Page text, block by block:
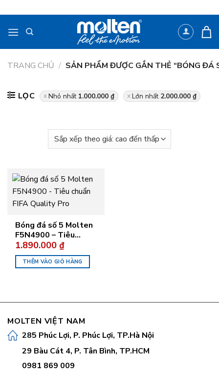
qua
TRANG CHỦ / SẢN PHẨM ĐƯỢC GẮN THẺ “BÓNG ĐÁ
LỌC Nhỏ nhất 1.000.000 ₫ Lớn nhất 2.000.000 ₫
Bóng đá số 5 Molten
F5N4900 – Tiêu
chuẩn FIFA Quality
Pro
1.890.000₫
THÊM VÀO GIỎ HÀNG
MOLTEN VIỆT NAM
285 Phúc Lợi, P. Phúc Lợi, TP.Hà Nội
29 Bàu Cát 4, P. Tân Bình, TP.HCM
0981 869 009